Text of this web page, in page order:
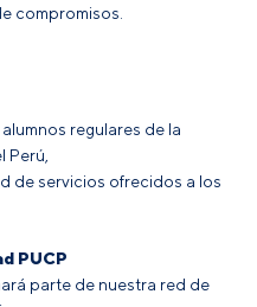
compromisos.
regulares de la
de servicios ofrecidos a los
PUCP
parte de nuestra red de